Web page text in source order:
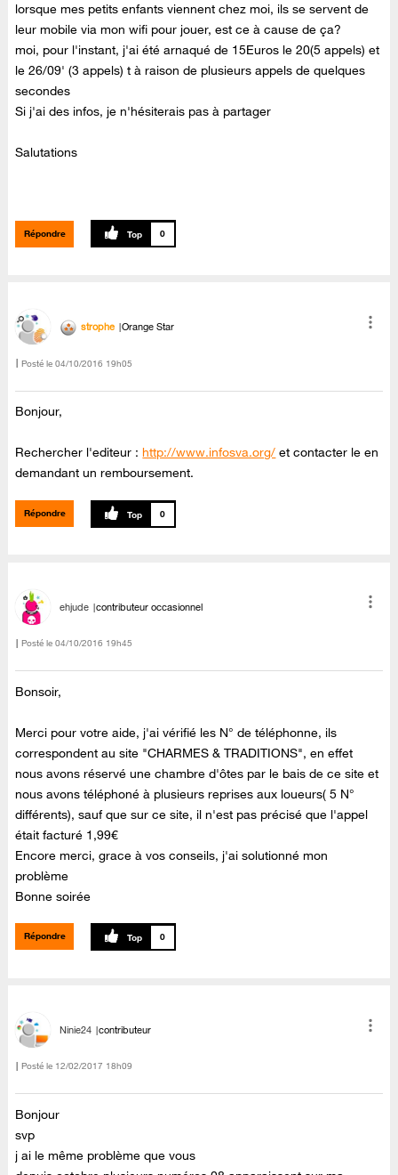
lorsque mes petits enfants viennent chez moi, ils se servent de
leur mobile via mon wifi pour jouer, est ce à cause de ça?
moi, pour l'instant, j'ai été arnaqué de 15Euros le 20(5 appels) et
le 26/09' (3 appels) t à raison de plusieurs appels de quelques
secondes
Si j'ai des infos, je n'hésiterais pas à partager
Salutations
Répondre 0
strophe Orange Star
Posté le ‎04/10/2016 19h05
Bonjour,
Rechercher l'editeur :http://www.infosva.org/ et contacter le en
demandant un remboursement.
Répondre 0
ehjude contributeur occasionnel
Posté le ‎04/10/2016 19h45
Bonsoir,
Merci pour votre aide, j'ai vérifié les N° de téléphonne, ils
correspondent au site "CHARMES & TRADITIONS", en effet
nous avons réservé une chambre d'ôtes par le bais de ce site et
nous avons téléphoné à plusieurs reprises aux loueurs( 5 N°
différents), sauf que sur ce site, il n'est pas précisé que l'appel
était facturé 1,99€
Encore merci, grace à vos conseils, j'ai solutionné mon
problème
Bonne soirée
Répondre 0
Ninie24 contributeur
Posté le ‎12/02/2017 18h09
Bonjour
svp
j ai le même problème que vous